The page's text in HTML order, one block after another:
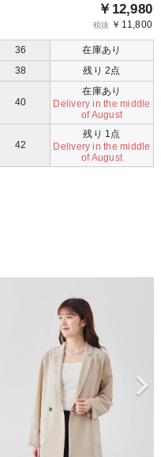
￥12,980
税抜 ￥11,800
36
在庫あり
38
残り 2点
40
在庫あり
Delivery in the middle
of August
42
残り 1点
Delivery in the middle
of August